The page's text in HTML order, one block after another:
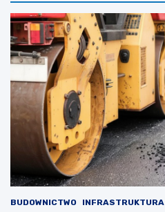
BUDOWNICTWO INFRASTRUKTURA